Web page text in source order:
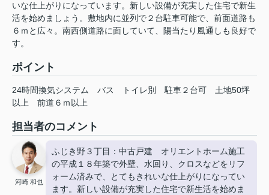
いな仕上がりになっています。新しい設備が充実した住宅で新生
活を始めましょう。敷地内に並列で２台駐車可能で、前面道路も
６ｍと広々。南西側道路に面していて、陽当たり風通しも良好で
す。
ポイント
24時間換気システム バス トイレ別 駐車２台可
土地50坪
以上
前道６ｍ以上
担当者のコメント
河崎 和也
ふじき野３丁目：中古戸建 オリエントホーム施工
の平成１８年築で外壁、水回り、クロスなどをリフ
ォーム済みで、とてもきれいな仕上がりになってい
ます。新しい設備が充実した住宅で新生活を始めま